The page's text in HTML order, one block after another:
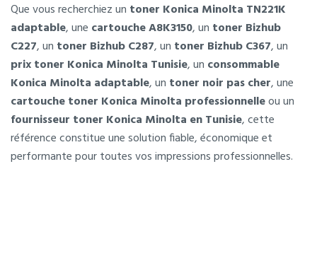
Que vous recherchiez un toner Konica Minolta TN221K
adaptable, une cartouche A8K3150, un toner Bizhub
C227, un toner Bizhub C287, un toner Bizhub C367, un
prix toner Konica Minolta Tunisie, un consommable
Konica Minolta adaptable, un toner noir pas cher, une
cartouche toner Konica Minolta professionnelleou un
fournisseur toner Konica Minolta en Tunisie, cette
référence constitue une solution fiable, économique et
performante pour toutes vos impressions professionnelles.